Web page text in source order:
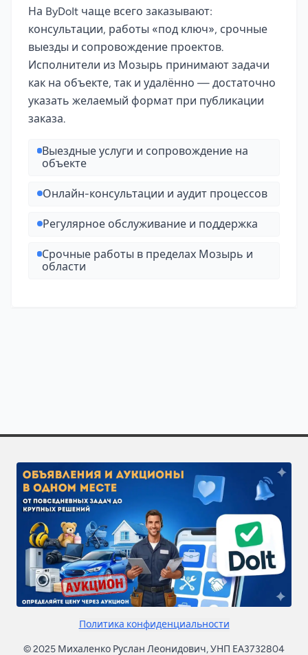
На ByDoIt чаще всего заказывают:
консультации, работы «под ключ», срочные
выезды и сопровождение проектов.
Исполнители из Мозырь принимают задачи
как на объекте, так и удалённо — достаточно
указать желаемый формат при публикации
заказа.
Выездные услуги и сопровождение на
объекте
Онлайн-консультации и аудит процессов
Регулярное обслуживание и поддержка
Срочные работы в пределах Мозырь и
области
Политика конфиденциальности
© 2025 Михаленко Руслан Леонидович, УНП ЕА3732804